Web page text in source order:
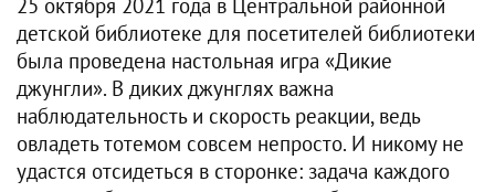
детской библиотеке для посетителей библиотеки
была проведена настольная игра «Дикие
джунгли». В диких джунглях важна
наблюдательность и скорость реакции, ведь
овладеть тотемом совсем непросто. И никому не
удастся отсидеться в сторонке: задача каждого